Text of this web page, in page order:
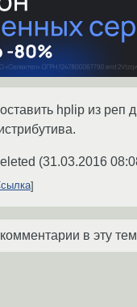
hplip из реп
(31.03.2016
в эту